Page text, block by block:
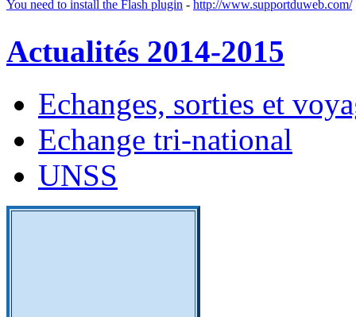
You need to install the Flash plugin - http://www.supportduweb.com/
Actualités 2014-2015
Echanges, sorties et
Echange tri-national
UNSS